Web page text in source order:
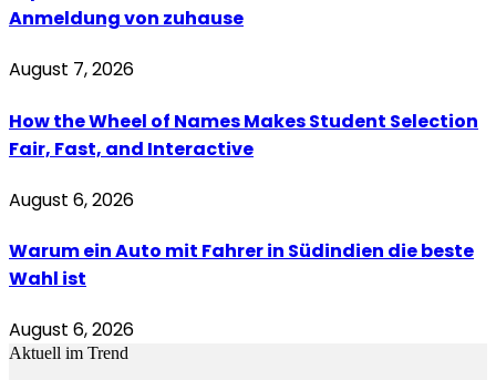
Anmeldung von zuhause
August 7, 2026
How the Wheel of Names Makes Student Selection
Fair, Fast, and Interactive
August 6, 2026
Warum ein Auto mit Fahrer in Südindien die beste
Wahl ist
August 6, 2026
Aktuell im Trend